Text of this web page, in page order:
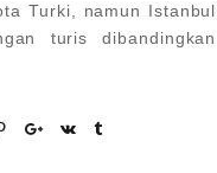
Turki, namun Istanbul
turis dibandingkan